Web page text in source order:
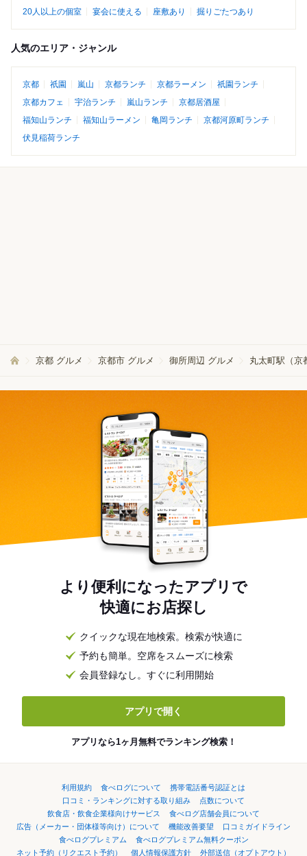
20人以上の個室
宴会に使える 座敷あり 掘りごたつあり
人気のエリア・ジャンル
京都 祇園 嵐山 京都ランチ 京都ラーメン
祇園ランチ
京都カフェ
宇治ランチ 嵐山ランチ
京都居酒屋
福知山ランチ
福知山ラーメン 亀岡ランチ
京都河原町ランチ
伏見稲荷ランチ
京都 グルメ 京都市 グルメ 御所周辺 グルメ 丸太町駅（京
より便利になったアプリで
快適にお店探し
クイックな現在地検索。検索が快適に
予約も簡単。空席をスムーズに検索
会員登録なし。すぐに利用開始
アプリで開く
アプリなら1ヶ月無料でランキング検索！
利用規約 食べログについて
携帯電話番号認証とは
口コミ・ランキングに対する取り組み
点数について
飲食店・飲食企業様向けサービス
食べログ店舗会員について
広告（メーカー・団体様等向け）について
機能改善要望
口コミガイドライン
食べログプレミアム
食べログプレミアム無料クーポン
ネット予約（リクエスト予約）
個人情報保護方針 外部送信（オプトアウト）